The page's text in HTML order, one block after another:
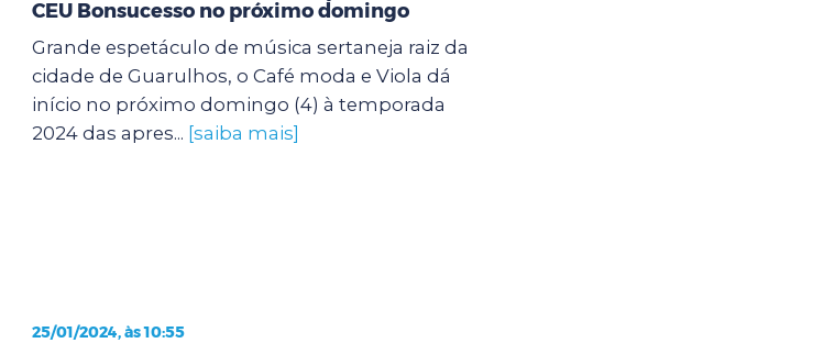
CEU Bonsucesso no próximo domingo
Grande espetáculo de música sertaneja raiz da
cidade de Guarulhos, o Café moda e Viola dá
início no próximo domingo (4) à temporada
2024 das apres... [saiba mais]
25/01/2024, às 10:55